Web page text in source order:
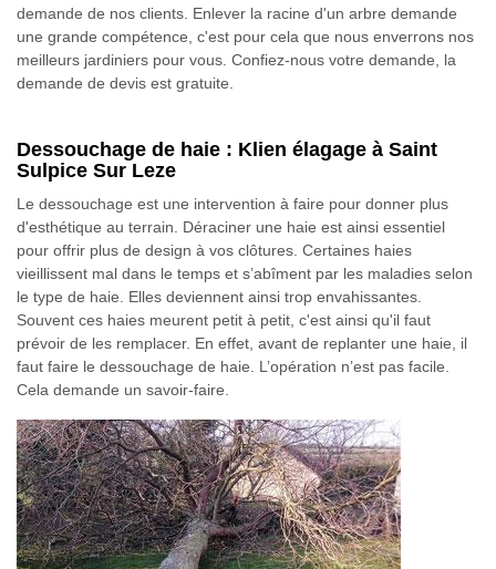
demande de nos clients. Enlever la racine d'un arbre demande
une grande compétence, c'est pour cela que nous enverrons nos
meilleurs jardiniers pour vous. Confiez-nous votre demande, la
demande de devis est gratuite.
Dessouchage de haie : Klien élagage à Saint
Sulpice Sur Leze
Le dessouchage est une intervention à faire pour donner plus
d'esthétique au terrain. Déraciner une haie est ainsi essentiel
pour offrir plus de design à vos clôtures. Certaines haies
vieillissent mal dans le temps et s’abîment par les maladies selon
le type de haie. Elles deviennent ainsi trop envahissantes.
Souvent ces haies meurent petit à petit, c'est ainsi qu'il faut
prévoir de les remplacer. En effet, avant de replanter une haie, il
faut faire le dessouchage de haie. L’opération n’est pas facile.
Cela demande un savoir-faire.